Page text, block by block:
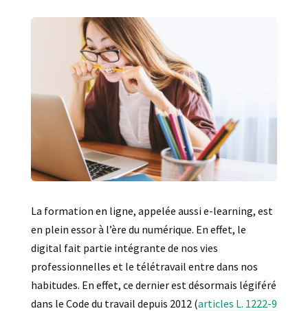
La formation en ligne, appelée aussi e-learning, est
en plein essor à l’ère du numérique. En effet, le
digital fait partie intégrante de nos vies
professionnelles et le télétravail entre dans nos
habitudes. En effet, ce dernier est désormais légiféré
dans le Code du travail depuis 2012 (articles L. 1222-9